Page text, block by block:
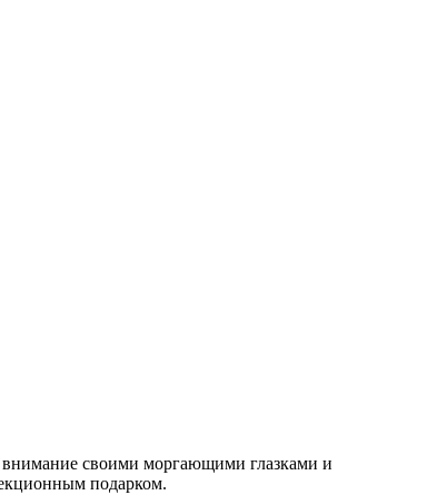
внимание своими моргающими глазками и
подарком.